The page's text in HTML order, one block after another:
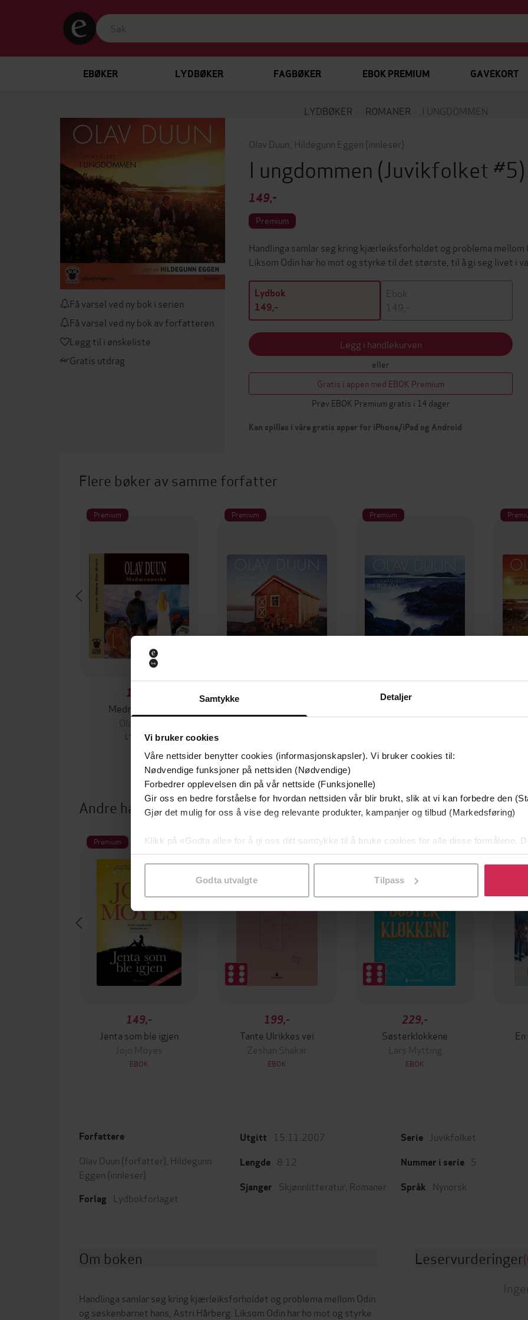
Samtykke Detaljer
Vi bruker cookies
Våre nettsider benytter cookies (informasjonskapsler). Vi bruker cookies til:
Nødvendige funksjoner på nettsiden (Nødvendige)
Forbedrer opplevelsen din på vår nettside (Funksjonelle)
Gir oss en bedre forståelse for hvordan nettsiden vår blir brukt, slik at vi kan forbedre den
Gjør det mulig for oss å vise deg relevante produkter, kampanjer og tilbud (Markedsføring)
Klikk på «Godta alle» for å gi oss ditt samtykke til å bruke cookies for alle disse formålene.
samtykke til spesifikke formål ved å klikke på «Tilpass». Du kan når som helst trekke
Godta utvalgte Tilpass
EBØKER LYDBØKER FAGBØKER EBOK PREMIUM GAVEKORT
LYDBØKER ROMANER I UNGDOMMEN
Få varsel ved ny bok i serien
Få varsel ved ny bok av forfatteren
Legg til i ønskeliste
Gratis utdrag
Olav Duun Hildegunn Eggen (innleser)
I ungdommen (Juvikfolket #5)
149,-
Premium
Handlinga samlar seg kring kjærleiksforholdet og problema mellom
Liksom Odin har ho mot og styrke til det største, til å gi seg livet i
Lydbok
149,-
Ebok
149,-
Legg i handlekurven
eller
Gratis i appen med EBOK Premium
Prøv EBOK Premium gratis i 14 dager
Kan spilles i våre gratis apper for iPhone/iPad og Android
Flere bøker av samme forfatter
Premium
149,-
Medmenneske
LYDBOK
Premium Premium
149,-
Andre har også kjøpt
Premium
149,-
Jenta som ble igjen
Jojo Moyes
EBOK
199,-
Tante Ulrikkes vei
Zeshan Shakar
EBOK
229,-
Søsterklokkene
Lars Mytting
EBOK
Forfattere
Olav Duun (forfatter), Hildegunn
Eggen (innleser)
Forlag Lydbokforlaget
Utgitt 15.11.2007
Lengde 8:12
Sjanger Skjønnlitteratur Romaner
Serie Juvikfolket
Nummer i serie 5
Språk Nynorsk
Om boken
Handlinga samlar seg kring kjærleiksforholdet og problema mellom Odin
og søskenbarnet hans, Astri Hårberg. Liksom Odin har ho mot og styrke
Leservurderinger